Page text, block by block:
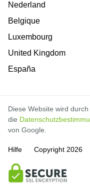
Nederland
Belgique
Luxembourg
United Kingdom
España
Diese Website wird
die
von Google.
Hilfe Copyright 2026